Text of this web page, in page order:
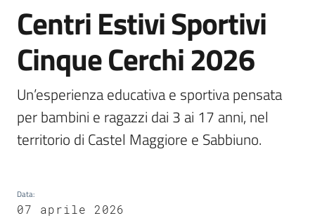
Amministrazione
Novità
Menu selezionato
Servizi
Castel
Maggiore
Salta al contenuto
Centri Estivi Sportivi
Cinque Cerchi 2026
Un’esperienza educativa e sportiva pensata
per bambini e ragazzi dai 3 ai 17 anni, nel
territorio di Castel Maggiore e Sabbiuno.
Data:
07 aprile 2026